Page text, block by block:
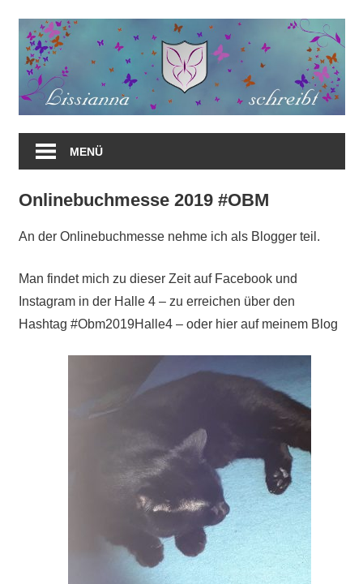
springen
MENÜ
Onlinebuchmesse 2019 #OBM
An der Onlinebuchmesse nehme ich als Blogger teil.
Man findet mich zu dieser Zeit auf Facebook und
Instagram in der Halle 4 – zu erreichen über den
Hashtag #Obm2019Halle4 – oder hier auf meinem Blog